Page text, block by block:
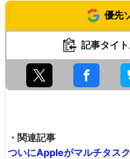
優先
記事タイ
・関連記事
ついにAppleがマルチタス